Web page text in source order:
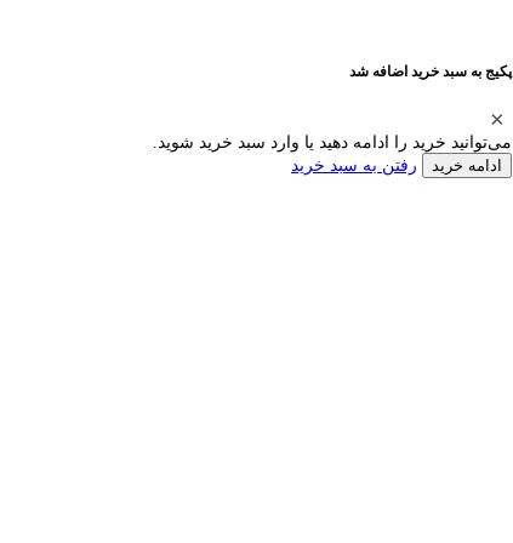
پکیج به سبد خرید اضافه شد
می‌توانید خرید را ادامه دهید یا وارد سبد خرید شوید.
ادامه خرید رفتن به سبد خرید